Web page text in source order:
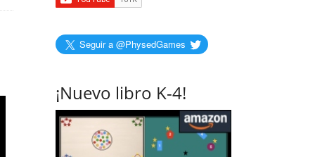
Seguir a @PhysedGames
¡Nuevo libro K-4!